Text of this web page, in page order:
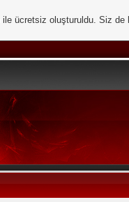
ile ücretsiz oluşturuldu. Siz